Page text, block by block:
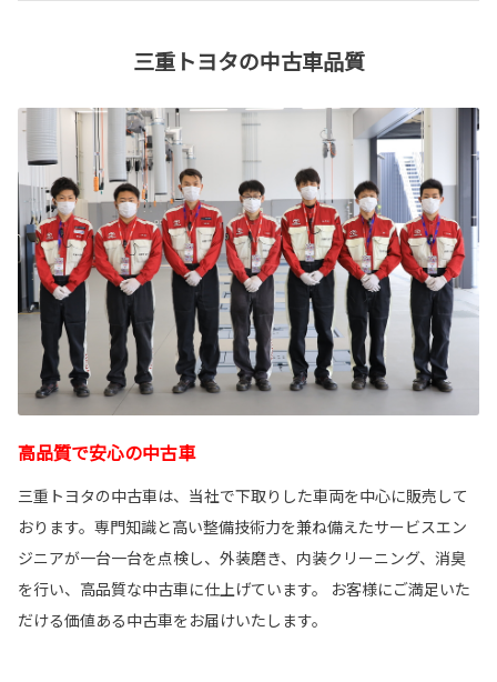
三重トヨタの中古車品質
高品質で安心の中古車
三重トヨタの中古車は、当社で下取りした車両を中心に販売して
おります。専門知識と高い整備技術力を兼ね備えたサービスエン
ジニアが一台一台を点検し、外装磨き、内装クリーニング、消臭
を行い、高品質な中古車に仕上げています。 お客様にご満足いた
だける価値ある中古車をお届けいたします。